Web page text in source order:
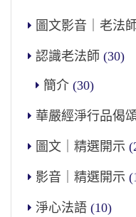
圖文影音｜老法
認識老法師 (30)
簡介 (30)
華嚴經淨行品偈
圖文｜精選開示
影音｜精選開示
淨心法語 (10)